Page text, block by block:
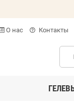
O нас help_outline Контакты